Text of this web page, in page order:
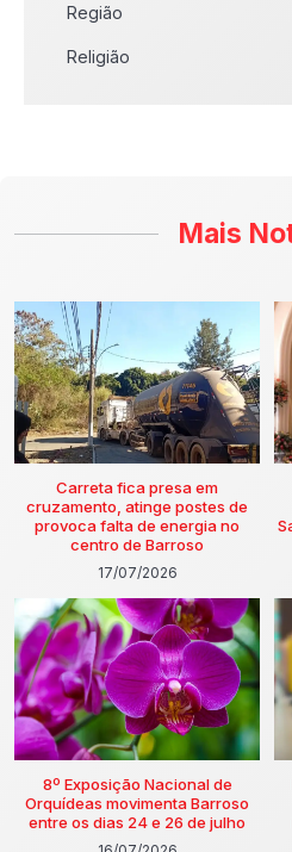
Região
Religião
Mais
Carreta fica presa em
cruzamento, atinge postes de
provoca falta de energia no
centro de Barroso
17/07/2026
8º Exposição Nacional de
Orquídeas movimenta Barroso
entre os dias 24 e 26 de julho